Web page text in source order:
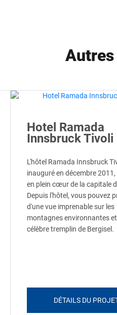
Hotel Ramada
Innsbruck Tivoli
L'hôtel Ramada Innsbruck
inauguré en décembre
en plein cœur de la capitale
Depuis l'hôtel, vous pouvez
d'une vue imprenable sur les
montagnes environnantes
célèbre tremplin de Bergisel.
DÉTAILS DU